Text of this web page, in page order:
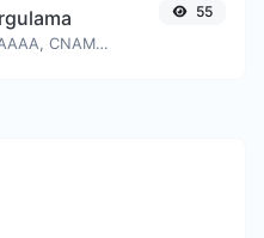
Bir sunucunun A, AAAA, CNAME, MX, NS, TXT, SOA DNS kayıtlarını bulun.
55